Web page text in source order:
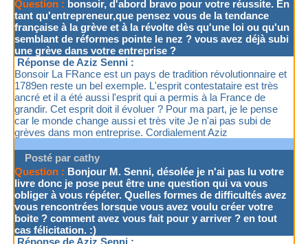
Question : bonsoir, d'abord bravo pour votre réussite. En
tant qu'entrepreneur,que pensez vous de la tendance
française à la grève et à la révolte dès qu'une loi ou qu'un
semblant de réformes pointe le nez ? vous avez déjà subi
une grève dans votre entreprise ?
Réponse de Aziz Senni :
Bonsoir La FRance est un pays de tradition révolutionnaire et
1789en reste un bel exemple. L'esprit contestataire est très
ancré et il a été aussi l'esprit qui a permis à la France de
grandir. Cet esprit doit il évoluer ? Pour ma part, je le pense
car le monde change aussi et très vite Je n'ai pas subi de
grèves dans mon entreprise. Cordialement Aziz
Posté par cathy
Question : Bonjour M. Senni, désolée je n'ai pas lu votre
livre donc je pose peut être une question qui va vous
obliger à vous répéter. Quelles formes de difficultés avez
vous rencontrées lorsque vous avez voulu créer votre
boite ? comment avez vous fait pour y arriver ? en tout
cas félicitation. :)
Réponse de Aziz Senni :